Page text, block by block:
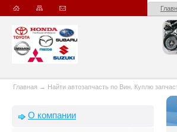
Главная → Найти автозапчасть по Вин. Куплю
О компании